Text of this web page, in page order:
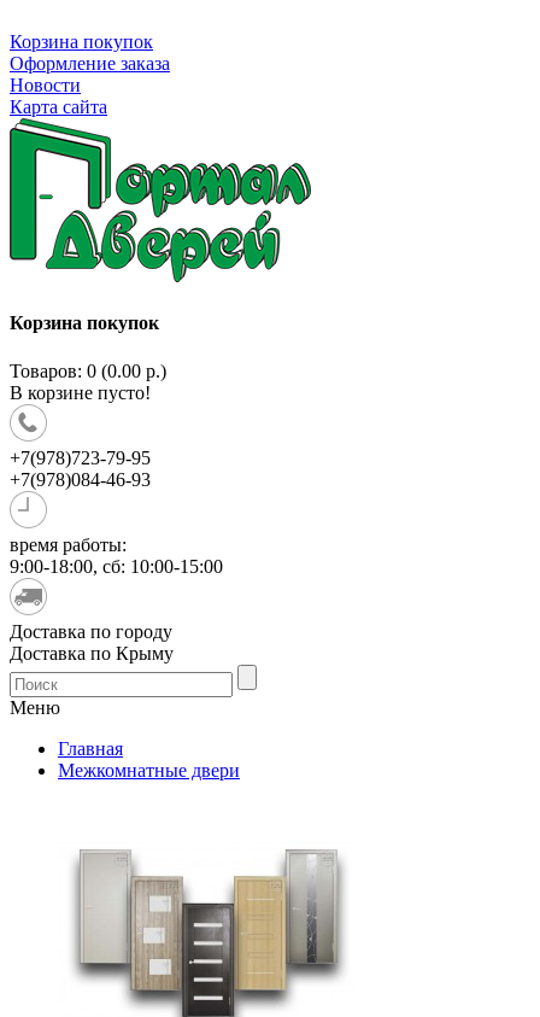
Корзина покупок
Оформление заказа
Новости
Карта сайта
Корзина покупок
Товаров: 0 (0.00 р.)
В корзине пусто!
+7(978)723-79-95
+7(978)084-46-93
время работы:
9:00-18:00, сб: 10:00-15:00
Доставка по городу
Доставка по Крыму
Меню
Главная
Межкомнатные двери